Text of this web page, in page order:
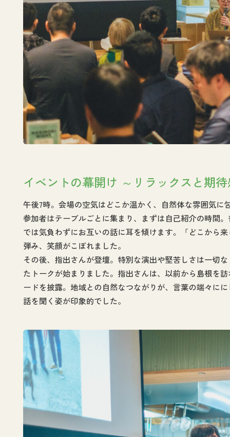
イベントの幕開け ～リラックスと期待
午後7時。会場の空気はどこか温かく、自然体な雰囲気に
参加者はテーブルごとに集まり、まずは自己紹介の時間
では気負わずにお互いの話に耳を傾けます。「どこから
弾み、笑顔がこぼれました。
その後、指出さんが登壇。特別な演出や堅苦しさは一切
たトークが始まりました。指出さんは、以前から島根を
ードを披露。地域との自然なつながりが、言葉の端々に
話を聞く姿が印象的でした。